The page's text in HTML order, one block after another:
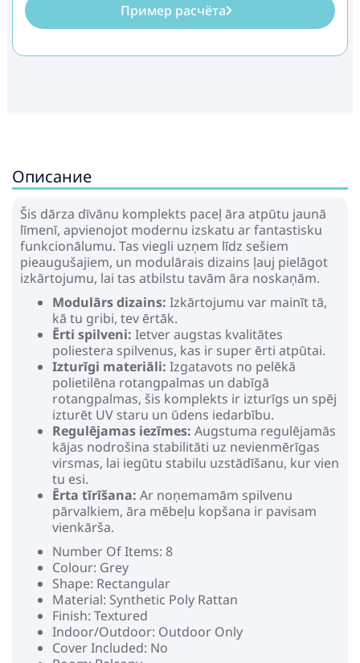
Пример расчёта
Описание
Šis dārza dīvānu komplekts paceļ āra atpūtu jaunā
līmenī, apvienojot modernu izskatu ar fantastisku
funkcionālumu. Tas viegli uzņem līdz sešiem
pieaugušajiem, un modulārais dizains ļauj pielāgot
izkārtojumu, lai tas atbilstu tavām āra noskaņām.
Modulārs dizains: Izkārtojumu var mainīt tā,
kā tu gribi, tev ērtāk.
Ērti spilveni: Ietver augstas kvalitātes
poliestera spilvenus, kas ir super ērti atpūtai.
Izturīgi materiāli: Izgatavots no pelēkā
polietilēna rotangpalmas un dabīgā
rotangpalmas, šis komplekts ir izturīgs un spēj
izturēt UV staru un ūdens iedarbību.
Regulējamas iezīmes: Augstuma regulējamās
kājas nodrošina stabilitāti uz nevienmērīgas
virsmas, lai iegūtu stabilu uzstādīšanu, kur vien
tu esi.
Ērta tīrīšana: Ar noņemamām spilvenu
pārvalkiem, āra mēbeļu kopšana ir pavisam
vienkārša.
Number Of Items: 8
Colour: Grey
Shape: Rectangular
Material: Synthetic Poly Rattan
Finish: Textured
Indoor/Outdoor: Outdoor Only
Cover Included: No